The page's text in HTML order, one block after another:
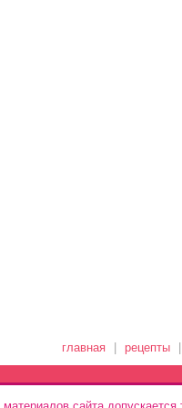
главная рецепты